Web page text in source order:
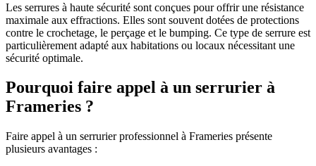
Les serrures à haute sécurité sont conçues pour offrir une résistance
maximale aux effractions. Elles sont souvent dotées de protections
contre le crochetage, le perçage et le bumping. Ce type de serrure est
particulièrement adapté aux habitations ou locaux nécessitant une
sécurité optimale.
Pourquoi faire appel à un serrurier à
Frameries ?
Faire appel à un serrurier professionnel à Frameries présente
plusieurs avantages :